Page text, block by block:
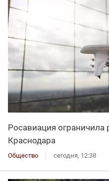
Росавиация ограничила
Краснодара
Общество сегодня, 12:38